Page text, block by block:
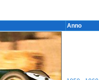
Anno